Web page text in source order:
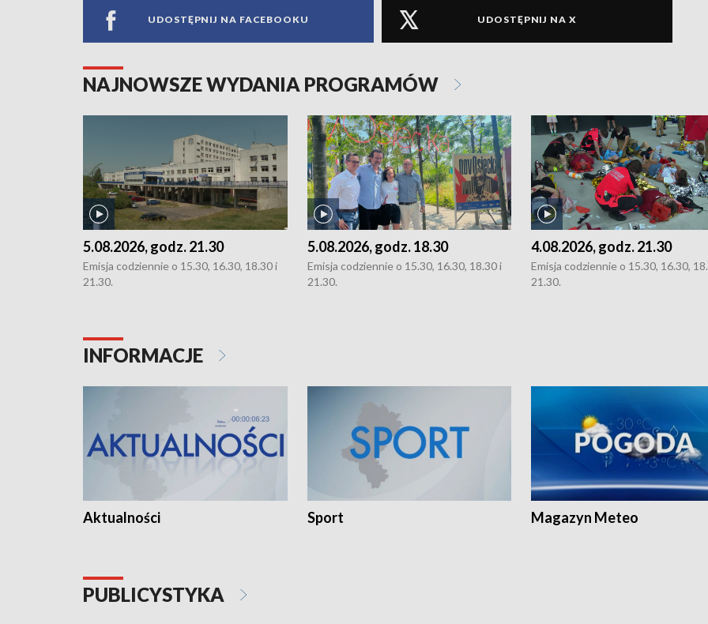
UDOSTĘPNIJ NA FACEBOOKU UDOSTĘPNIJ NA X
NAJNOWSZE WYDANIA PROGRAMÓW
5.08.2026, godz. 21.30
Emisja codziennie o 15.30, 16.30, 18.30 i
21.30.
5.08.2026, godz. 18.30
Emisja codziennie o 15.30, 16.30, 18.30 i
21.30.
4.08.2026, godz. 21.30
Emisja codziennie o 15.30, 16.30,
21.30.
INFORMACJE
Aktualności Sport Magazyn Meteo
PUBLICYSTYKA